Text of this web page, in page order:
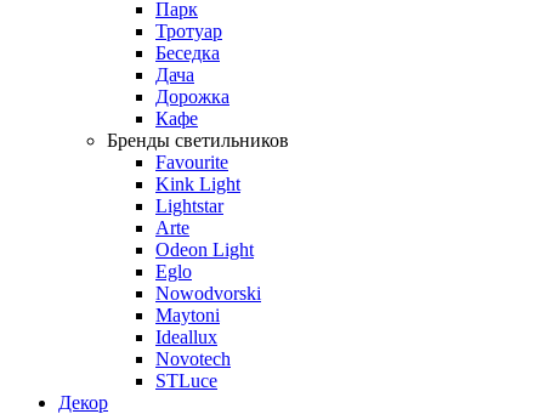
Парк
Тротуар
Беседка
Дача
Дорожка
Кафе
Бренды светильников
Favourite
Kink Light
Lightstar
Arte
Odeon Light
Eglo
Nowodvorski
Maytoni
Ideallux
Novotech
STLuce
Декор